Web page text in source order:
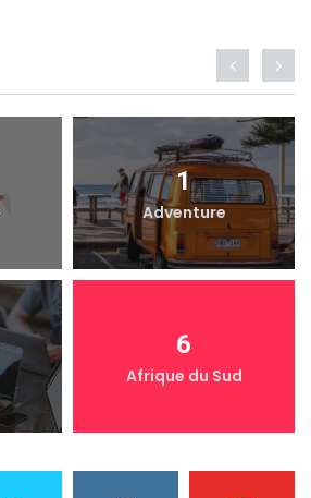
1
Adventure
6
Afrique du Sud